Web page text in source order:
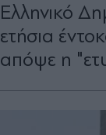
Ελληνικό
ετήσια
απόψε η